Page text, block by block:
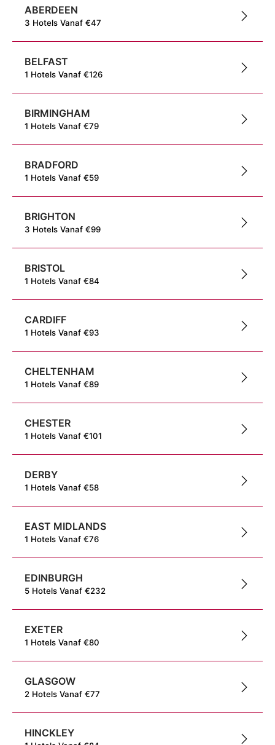
ABERDEEN
3 Hotels Vanaf €47
BELFAST
1 Hotels Vanaf €126
BIRMINGHAM
1 Hotels Vanaf €79
BRADFORD
1 Hotels Vanaf €59
BRIGHTON
3 Hotels Vanaf €99
BRISTOL
1 Hotels Vanaf €84
CARDIFF
1 Hotels Vanaf €93
CHELTENHAM
1 Hotels Vanaf €89
CHESTER
1 Hotels Vanaf €101
DERBY
1 Hotels Vanaf €58
EAST MIDLANDS
1 Hotels Vanaf €76
EDINBURGH
5 Hotels Vanaf €232
EXETER
1 Hotels Vanaf €80
GLASGOW
2 Hotels Vanaf €77
HINCKLEY